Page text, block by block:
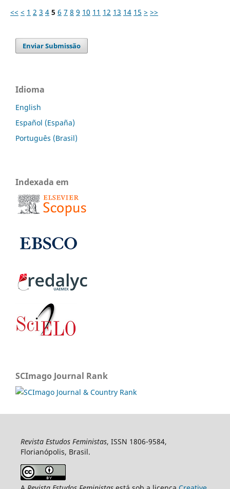
<< < 1 2 3 4 5 6 7 8 9 10 11 12 13 14 15 > >>
Enviar Submissão
Idioma
English
Español (España)
Português (Brasil)
Indexada em
SCImago Journal Rank
Revista Estudos Feministas, ISSN 1806-9584,
Florianópolis, Brasil.